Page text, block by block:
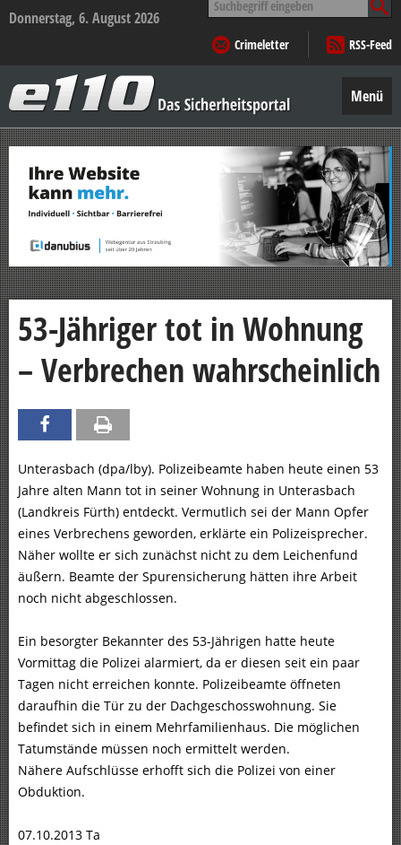
Donnerstag, 6. August 2026
nach:
Crimeletter
RSS-Feed
–
Das
Sicherheitsportal
Menü
Zum
Inhalt
springen
53-Jähriger tot in Wohnung
– Verbrechen wahrscheinlich
Unterasbach (dpa/lby). Polizeibeamte haben heute einen 53
Jahre alten Mann tot in seiner Wohnung in Unterasbach
(Landkreis Fürth) entdeckt. Vermutlich sei der Mann Opfer
eines Verbrechens geworden, erklärte ein Polizeisprecher.
Näher wollte er sich zunächst nicht zu dem Leichenfund
äußern. Beamte der Spurensicherung hätten ihre Arbeit
noch nicht abgeschlossen.
Ein besorgter Bekannter des 53-Jährigen hatte heute
Vormittag die Polizei alarmiert, da er diesen seit ein paar
Tagen nicht erreichen konnte. Polizeibeamte öffneten
daraufhin die Tür zu der Dachgeschosswohnung. Sie
befindet sich in einem Mehrfamilienhaus. Die möglichen
Tatumstände müssen noch ermittelt werden.
Nähere Aufschlüsse erhofft sich die Polizei von einer
Obduktion.
07.10.2013 Ta